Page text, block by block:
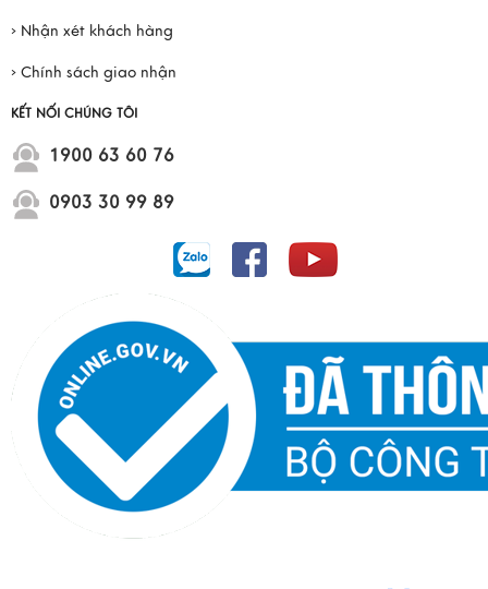
› Nhận xét khách hàng
› Chính sách giao nhận
KẾT NỐI CHÚNG TÔI
1900 63 60 76
0903 30 99 89